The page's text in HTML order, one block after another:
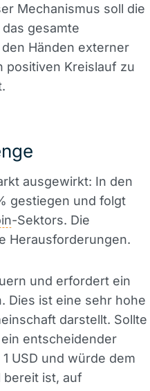
Mechanismus soll die
gesamte
Händen externer
positiven Kreislauf zu
ausgewirkt: In den
gestiegen und folgt
-Sektors. Die
Herausforderungen.
und erfordert ein
Dies ist eine sehr hohe
darstellt. Sollte
entscheidender
USD und würde dem
bereit ist, auf